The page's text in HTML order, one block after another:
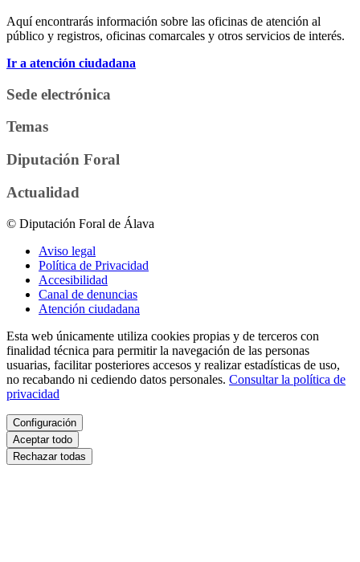
Aquí encontrarás información sobre las oficinas de atención al
público y registros, oficinas comarcales y otros servicios de interés.
Ir a atención ciudadana
Sede electrónica
Temas
Diputación Foral
Actualidad
© Diputación Foral de Álava
Aviso legal
Política de Privacidad
Accesibilidad
Canal de denuncias
Atención ciudadana
Esta web únicamente utiliza cookies propias y de terceros con
finalidad técnica para permitir la navegación de las personas
usuarias, facilitar posteriores accesos y realizar estadísticas de uso,
no recabando ni cediendo datos personales. Consultar la política de
privacidad
Configuración
Aceptar todo
Rechazar todas